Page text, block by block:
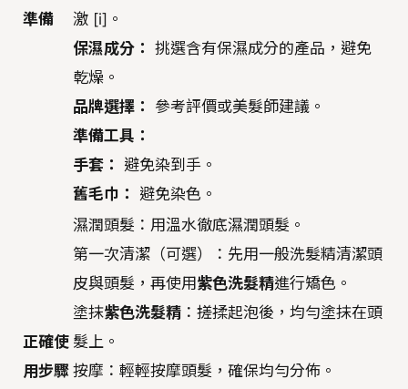
準備
激 [i]。
保濕成分： 挑選含有保濕成分的產品，避免
乾燥。
品牌選擇：
參考評價或美髮師建議。
準備工具：
手套：
避免染到手。
舊毛巾：
避免染色。
正確使
用步驟
濕潤頭髮：用溫水徹底濕潤頭髮。
第一次清潔（可選）：先用一般洗髮精清潔頭
皮與頭髮，再使用 紫色洗髮精進行矯色。
塗抹紫色洗髮精 ：搓揉起泡後，均勻塗抹在頭
髮上。
按摩：輕輕按摩頭髮，確保均勻分佈。